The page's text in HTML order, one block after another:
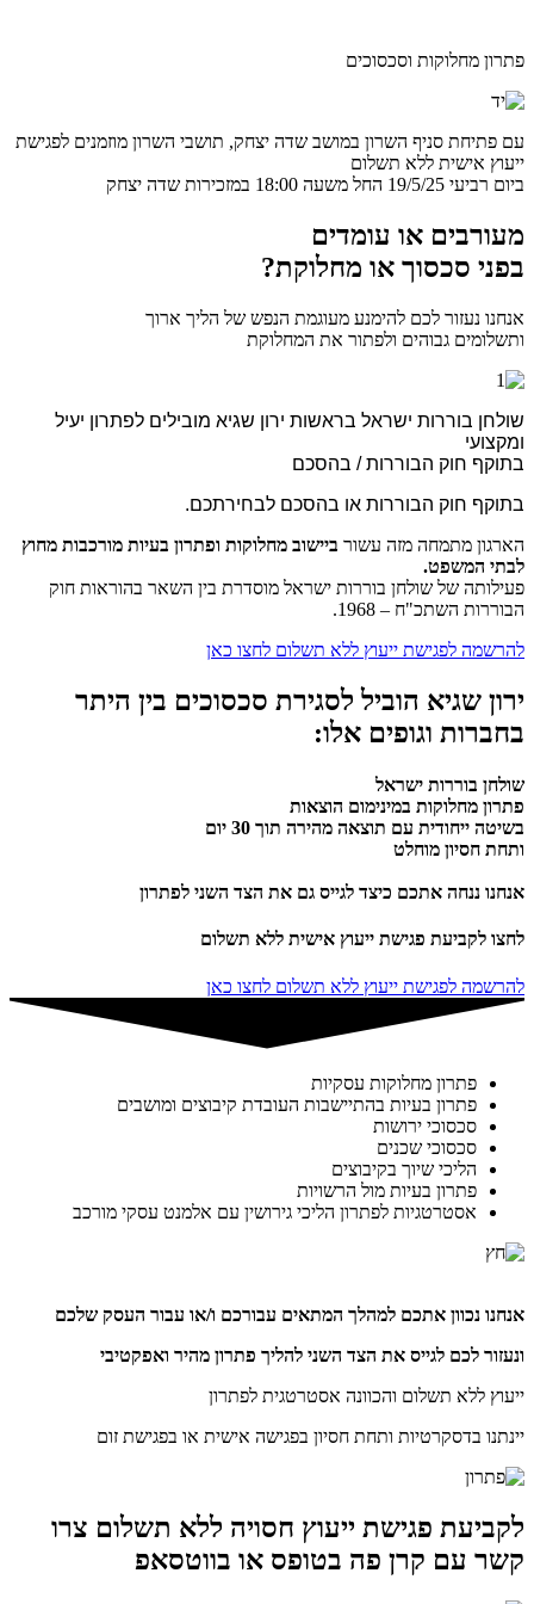
פתרון מחלוקות וסכסוכים
עם פתיחת סניף השרון במושב שדה יצחק, תושבי השרון מוזמנים לפגישת
ייעוץ אישית ללא תשלום
ביום רביעי 19/5/25 החל משעה 18:00 במזכירות שדה יצחק
מעורבים או עומדים
בפני סכסוך או מחלוקת?
אנחנו נעזור לכם להימנע מעוגמת הנפש של הליך ארוך
ותשלומים גבוהים ולפתור את המחלוקת
שולחן בוררות ישראל בראשות ירון שגיא מובילים לפתרון יעיל
ומקצועי
בתוקף חוק הבוררות / בהסכם
בתוקף חוק הבוררות או בהסכם לבחירתכם.
הארגון מתמחה מזה עשור ביישוב מחלוקות ופתרון בעיות מורכבות מחוץ
לבתי המשפט.
פעילותה של שולחן בוררות ישראל מוסדרת בין השאר בהוראות חוק
הבוררות השתכ"ח – 1968.
להרשמה לפגישת ייעוץ ללא תשלום לחצו כאן
ירון שגיא הוביל לסגירת סכסוכים בין היתר
בחברות וגופים אלו:
שולחן בוררות ישראל
פתרון מחלוקות במינימום הוצאות
בשיטה ייחודית עם תוצאה מהירה תוך 30 יום
ותחת חסיון מוחלט
אנחנו ננחה אתכם כיצד לגייס גם את הצד השני לפתרון
לחצו לקביעת פגישת ייעוץ אישית ללא תשלום
להרשמה לפגישת ייעוץ ללא תשלום לחצו כאן
פתרון מחלוקות עסקיות
פתרון בעיות בהתיישבות העובדת קיבוצים ומושבים
סכסוכי ירושות
סכסוכי שכנים
הליכי שיוך בקיבוצים
פתרון בעיות מול הרשויות
אסטרטגיות לפתרון הליכי גירושין עם אלמנט עסקי מורכב
אנחנו נכוון אתכם למהלך המתאים עבורכם ו/או עבור העסק שלכם
ונעזור לכם לגייס את הצד השני להליך פתרון מהיר ואפקטיבי
ייעוץ ללא תשלום והכוונה אסטרטגית לפתרון
יינתנו בדסקרטיות ותחת חסיון בפגישה אישית או בפגישת זום
לקביעת פגישת ייעוץ חסויה ללא תשלום צרו
קשר עם קרן פה בטופס או בווטסאפ